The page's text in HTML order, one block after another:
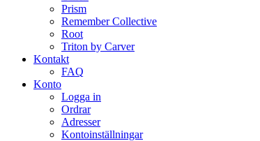
Prism
Remember Collective
Root
Triton by Carver
Kontakt
FAQ
Konto
Logga in
Ordrar
Adresser
Kontoinställningar